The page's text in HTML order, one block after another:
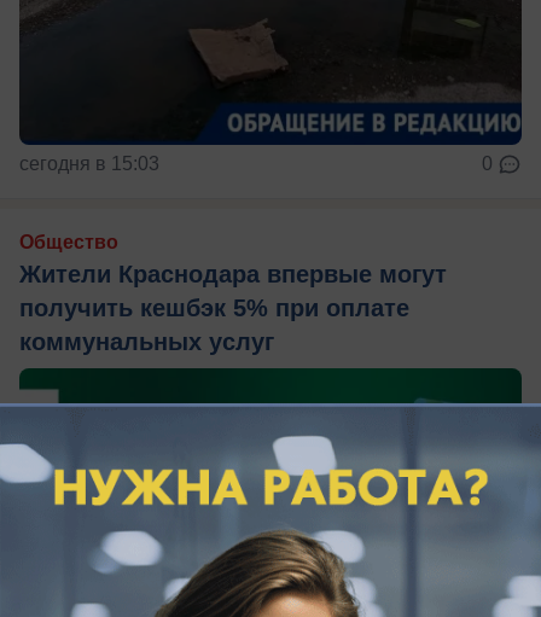
сегодня в 15:03 0
Общество
Жители Краснодара впервые могут
получить кешбэк 5% при оплате
коммунальных услуг